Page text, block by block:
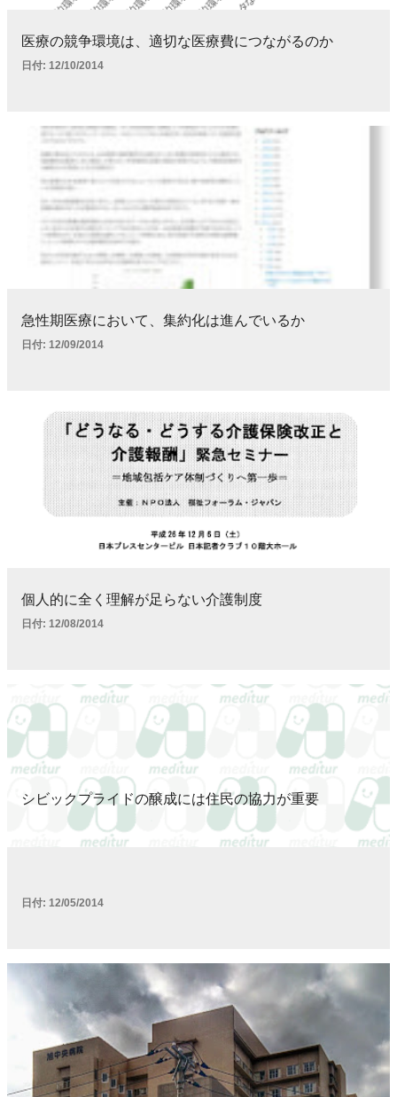
医療の競争環境は、適切な医療費につながるのか
日付: 12/10/2014
急性期医療において、集約化は進んでいるか
日付: 12/09/2014
個人的に全く理解が足らない介護制度
日付: 12/08/2014
シビックプライドの醸成には住民の協力が重要
日付: 12/05/2014